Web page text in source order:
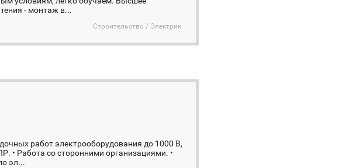
- монтаж в...
Строительство / Электрик
работ электрооборудования до 1000 В,
• Работа со сторонними организациями. •
эл...